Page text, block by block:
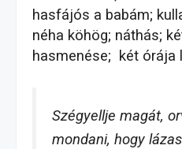
hasfájós a babám;
néha köhög; náthás;
hasmenése; két órája
Szégyellje magát,
mondani, hogy